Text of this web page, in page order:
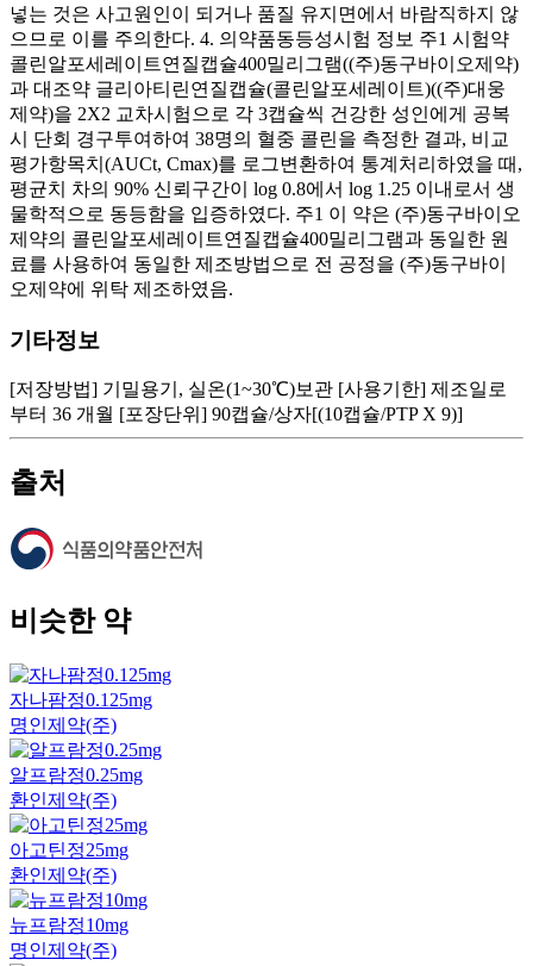
넣는 것은 사고원인이 되거나 품질 유지면에서 바람직하지 않
으므로 이를 주의한다. 4. 의약품동등성시험 정보 주1 시험약
콜린알포세레이트연질캡슐400밀리그램((주)동구바이오제약)
과 대조약 글리아티린연질캡슐(콜린알포세레이트)((주)대웅
제약)을 2X2 교차시험으로 각 3캡슐씩 건강한 성인에게 공복
시 단회 경구투여하여 38명의 혈중 콜린을 측정한 결과, 비교
평가항목치(AUCt, Cmax)를 로그변환하여 통계처리하였을 때,
평균치 차의 90% 신뢰구간이 log 0.8에서 log 1.25 이내로서 생
물학적으로 동등함을 입증하였다. 주1 이 약은 (주)동구바이오
제약의 콜린알포세레이트연질캡슐400밀리그램과 동일한 원
료를 사용하여 동일한 제조방법으로 전 공정을 (주)동구바이
오제약에 위탁 제조하였음.
기타정보
[저장방법] 기밀용기, 실온(1~30℃)보관 [사용기한] 제조일로
부터 36 개월 [포장단위] 90캡슐/상자[(10캡슐/PTP X 9)]
출처
비슷한 약
자나팜정0.125mg
명인제약(주)
알프람정0.25mg
환인제약(주)
아고틴정25mg
환인제약(주)
뉴프람정10mg
명인제약(주)